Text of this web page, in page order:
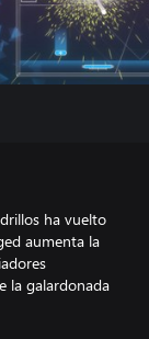
ha vuelto
aumenta la
la galardonada